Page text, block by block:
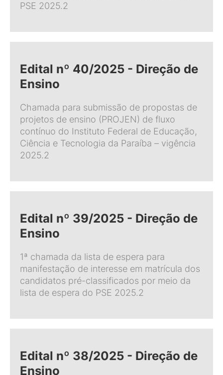
PSE 2025.2
Edital nº 40/2025 - Direção de
Ensino
Chamada para submissão de propostas de
projetos de ensino (PROJEN) de fluxo
contínuo do Instituto Federal de Educação,
Ciência e Tecnologia da Paraíba – vigência
2025.2
Edital nº 39/2025 - Direção de
Ensino
1ª chamada da lista de espera para
manifestação de interesse em matrícula dos
candidatos pré-classificados por meio da
lista de espera do PSE 2025.2
Edital nº 38/2025 - Direção de
Ensino